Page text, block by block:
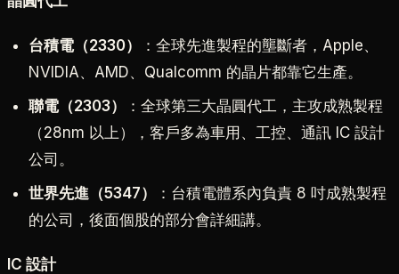
台積電（2330）
：全球先進製程的壟斷者，Apple、
NVIDIA、AMD、Qualcomm 的晶片都靠它生產。
聯電（2303）
：全球第三大晶圓代工，主攻成熟製程
（28nm 以上），客戶多為車用、工控、通訊 IC 設計
公司。
世界先進（5347）
：台積電體系內負責 8 吋成熟製程
的公司，後面個股的部分會詳細講。
IC 設計